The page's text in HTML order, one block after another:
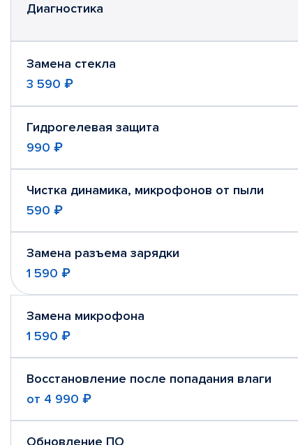
Диагностика
Замена стекла
3 590 ₽
Гидрогелевая защита
990 ₽
Чистка динамика, микрофонов от пыли
590 ₽
Замена разъема зарядки
1 590 ₽
Замена микрофона
1 590 ₽
Восстановление после попадания влаги
от 4 990 ₽
Обновление ПО